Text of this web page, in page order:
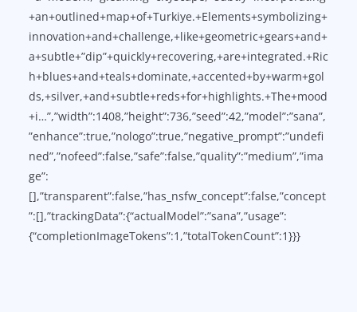
+an+outlined+map+of+Turkiye.+Elements+symbolizing+
innovation+and+challenge,+like+geometric+gears+and+
a+subtle+”dip”+quickly+recovering,+are+integrated.+Ric
h+blues+and+teals+dominate,+accented+by+warm+gol
ds,+silver,+and+subtle+reds+for+highlights.+The+mood
+i…”,”width”:1408,”height”:736,”seed”:42,”model”:”sana”,
”enhance”:true,”nologo”:true,”negative_prompt”:”undefi
ned”,”nofeed”:false,”safe”:false,”quality”:”medium”,”ima
ge”:
[],”transparent”:false,”has_nsfw_concept”:false,”concept
”:[],”trackingData”:{“actualModel”:”sana”,”usage”:
{“completionImageTokens”:1,”totalTokenCount”:1}}}